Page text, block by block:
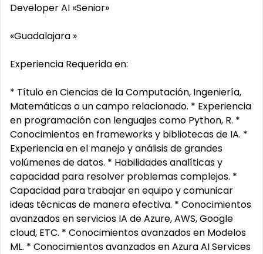
Developer AI «Senior»
«Guadalajara »
Experiencia Requerida en:
* Título en Ciencias de la Computación, Ingeniería,
Matemáticas o un campo relacionado. * Experiencia
en programación con lenguajes como Python, R. *
Conocimientos en frameworks y bibliotecas de IA. *
Experiencia en el manejo y análisis de grandes
volúmenes de datos. * Habilidades analíticas y
capacidad para resolver problemas complejos. *
Capacidad para trabajar en equipo y comunicar
ideas técnicas de manera efectiva. * Conocimientos
avanzados en servicios IA de Azure, AWS, Google
cloud, ETC. * Conocimientos avanzados en Modelos
ML. * Conocimientos avanzados en Azura AI Services